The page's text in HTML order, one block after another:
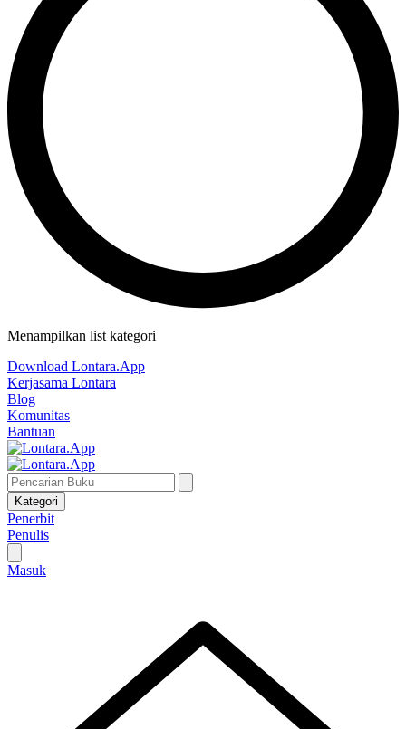
Menampilkan list kategori
Download Lontara.App
Kerjasama Lontara
Blog
Komunitas
Bantuan
Kategori
Penerbit
Penulis
Masuk